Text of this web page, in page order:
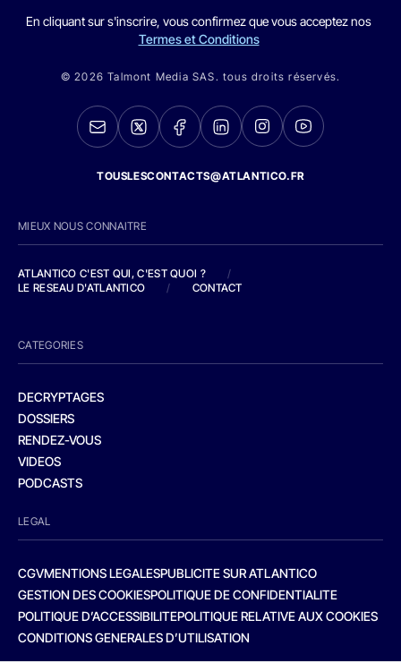
En cliquant sur s'inscrire, vous confirmez que vous acceptez nos
Termes et Conditions
© 2026 Talmont Media SAS. tous droits réservés.
TOUSLESCONTACTS@ATLANTICO.FR
MIEUX NOUS CONNAITRE
ATLANTICO C'EST QUI, C'EST QUOI ?
/
LE RESEAU D'ATLANTICO
/ CONTACT
CATEGORIES
DECRYPTAGES
DOSSIERS
RENDEZ-VOUS
VIDEOS
PODCASTS
LEGAL
CGVMENTIONS LEGALESPUBLICITE SUR ATLANTICO
GESTION DES COOKIESPOLITIQUE DE CONFIDENTIALITE
POLITIQUE D’ACCESSIBILITEPOLITIQUE RELATIVE AUX COOKIES
CONDITIONS GENERALES D’UTILISATION